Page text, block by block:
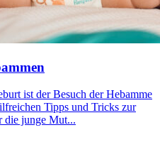
ist der Besuch der Hebamme
Tipps und Tricks zur
die junge Mut...